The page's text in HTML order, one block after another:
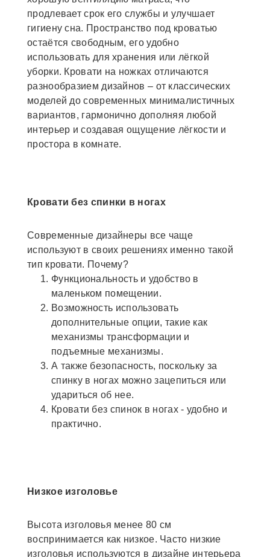
продлевает срок его службы и улучшает
гигиену сна. Пространство под кроватью
остаётся свободным, его удобно
использовать для хранения или лёгкой
уборки. Кровати на ножках отличаются
разнообразием дизайнов – от классических
моделей до современных минималистичных
вариантов, гармонично дополняя любой
интерьер и создавая ощущение лёгкости и
простора в комнате.
Кровати без спинки в ногах
Современные дизайнеры все чаще
используют в своих решениях именно такой
тип кровати. Почему?
Функциональность и удобство в
маленьком помещении.
Возможность использовать
дополнительные опции, такие как
механизмы трансформации и
подъемные механизмы.
А также безопасность, поскольку за
спинку в ногах можно зацепиться или
удариться об нее.
Кровати без спинок в ногах - удобно и
практично.
Низкое изголовье
Высота изголовья менее 80 см
воспринимается как низкое. Часто низкие
изголовья используются в дизайне интерьера